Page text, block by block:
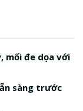
mối đe dọa với
sàng trước